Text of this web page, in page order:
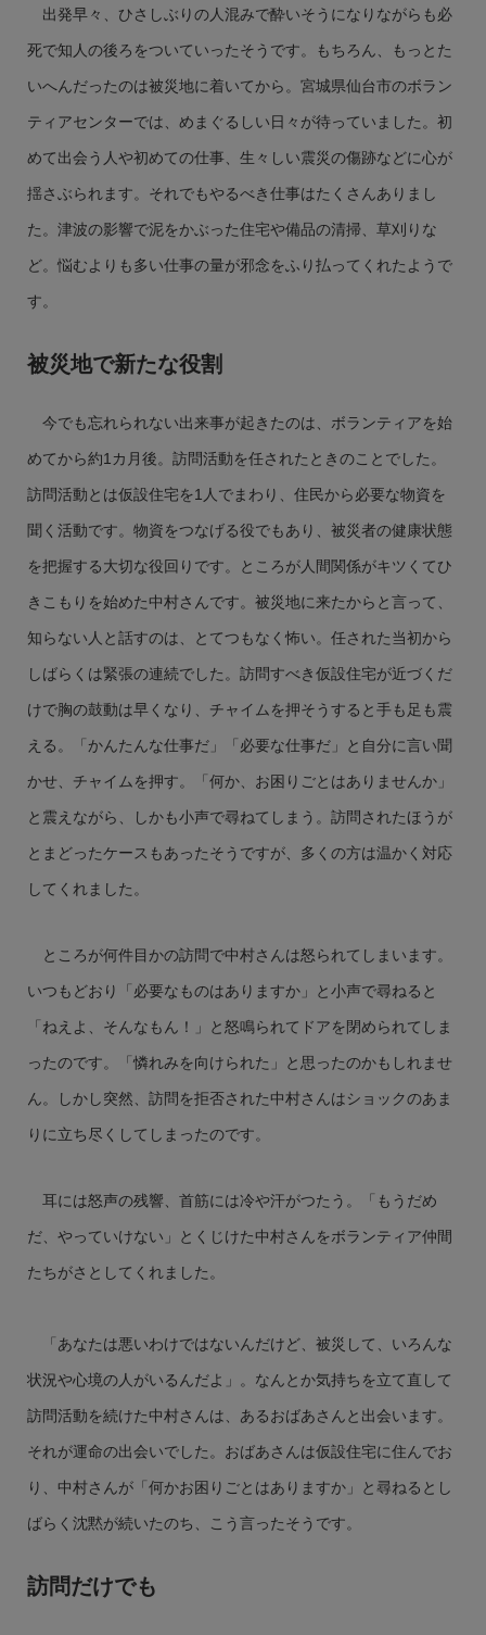
出発早々、ひさしぶりの人混みで酔いそうになりながらも必
死で知人の後ろをついていったそうです。もちろん、もっとた
いへんだったのは被災地に着いてから。宮城県仙台市のボラン
ティアセンターでは、めまぐるしい日々が待っていました。初
めて出会う人や初めての仕事、生々しい震災の傷跡などに心が
揺さぶられます。それでもやるべき仕事はたくさんありまし
た。津波の影響で泥をかぶった住宅や備品の清掃、草刈りな
ど。悩むよりも多い仕事の量が邪念をふり払ってくれたようで
す。
被災地で新たな役割
今でも忘れられない出来事が起きたのは、ボランティアを始
めてから約1カ月後。訪問活動を任されたときのことでした。
訪問活動とは仮設住宅を1人でまわり、住民から必要な物資を
聞く活動です。物資をつなげる役でもあり、被災者の健康状態
を把握する大切な役回りです。ところが人間関係がキツくてひ
きこもりを始めた中村さんです。被災地に来たからと言って、
知らない人と話すのは、とてつもなく怖い。任された当初から
しばらくは緊張の連続でした。訪問すべき仮設住宅が近づくだ
けで胸の鼓動は早くなり、チャイムを押そうすると手も足も震
える。「かんたんな仕事だ」「必要な仕事だ」と自分に言い聞
かせ、チャイムを押す。「何か、お困りごとはありませんか」
と震えながら、しかも小声で尋ねてしまう。訪問されたほうが
とまどったケースもあったそうですが、多くの方は温かく対応
してくれました。
ところが何件目かの訪問で中村さんは怒られてしまいます。
いつもどおり「必要なものはありますか」と小声で尋ねると
「ねえよ、そんなもん！」と怒鳴られてドアを閉められてしま
ったのです。「憐れみを向けられた」と思ったのかもしれませ
ん。しかし突然、訪問を拒否された中村さんはショックのあま
りに立ち尽くしてしまったのです。
耳には怒声の残響、首筋には冷や汗がつたう。「もうだめ
だ、やっていけない」とくじけた中村さんをボランティア仲間
たちがさとしてくれました。
「あなたは悪いわけではないんだけど、被災して、いろんな
状況や心境の人がいるんだよ」。なんとか気持ちを立て直して
訪問活動を続けた中村さんは、あるおばあさんと出会います。
それが運命の出会いでした。おばあさんは仮設住宅に住んでお
り、中村さんが「何かお困りごとはありますか」と尋ねるとし
ばらく沈黙が続いたのち、こう言ったそうです。
訪問だけでも